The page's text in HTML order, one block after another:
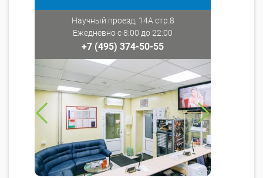
Научный проезд, 14А стр.8
Ежедневно с 8:00 до 22:00
+7 (495) 374-50-55